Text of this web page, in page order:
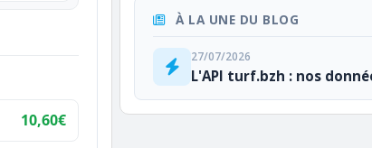
10,60€
À LA UNE DU BLOG
27/07/2026
L'API turf.bzh : nos